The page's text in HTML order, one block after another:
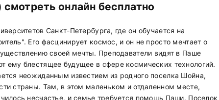
онлайн бесплатно
Санкт-Петербурга, где он обучается на
Его фасцинирует космос, и он не просто мечтает о
своей мечты. Преподаватели видят в Паше
ему блестящее будущее в сфере космических технологий.
неожиданным известием из родного поселка Шойна,
страны. Там, в этом маленьком и отдаленном месте,
несчастье, и семье требуется помощь Паши. Поселок